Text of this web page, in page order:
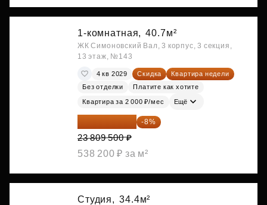
1-комнатная, 40.7м²
ЖК Симоновский Вал, 3 корпус, 3 секция,
13 этаж, №143
4 кв 2029 Скидка
Квартира недели
Без отделки
Платите как хотите
Квартира за 2 000 ₽/мес Ещё
21 904 740 ₽ -8%
23 809 500 ₽
538 200 ₽ за м²
Студия, 34.4м²